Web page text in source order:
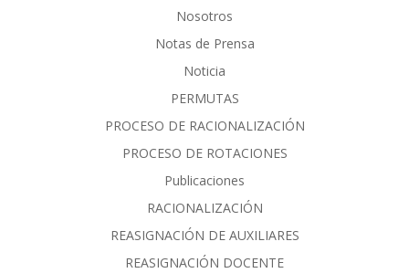
Nosotros
Notas de Prensa
Noticia
PERMUTAS
PROCESO DE RACIONALIZACIÓN
PROCESO DE ROTACIONES
Publicaciones
RACIONALIZACIÓN
REASIGNACIÓN DE AUXILIARES
REASIGNACIÓN DOCENTE